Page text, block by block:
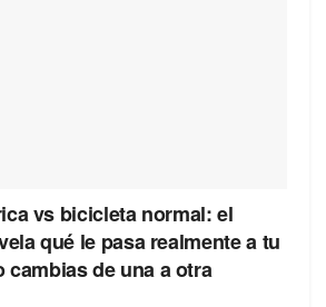
vs bicicleta normal: el
qué le pasa realmente a tu
cambias de una a otra